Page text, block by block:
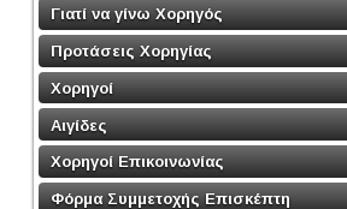
Γιατί να γίνω Χορηγός
Προτάσεις Χορηγίας
Χορηγοί
Αιγίδες
Χορηγοί Επικοινωνίας
Φόρμα Συμμετοχής Επισκέπτη